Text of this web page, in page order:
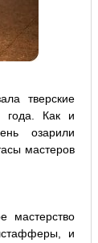
тверские
года. Как и
озарили
мастеров
мастерство
и